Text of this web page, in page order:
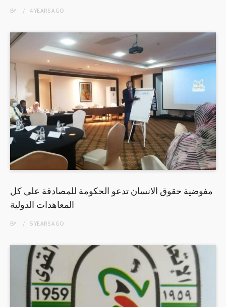
BY 4 YEARSAGO
مفوضية حقوق الانسان تدعو الحكومة للمصادقة على كل
المعاهدات الدولية
BY 5 YEARSAGO